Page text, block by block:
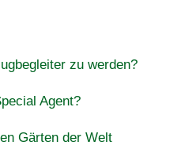
zu werden?
Agent?
Gärten der Welt